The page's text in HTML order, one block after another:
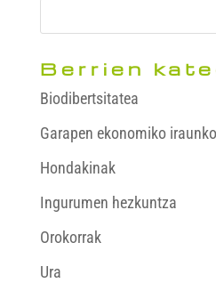
Berrien
Biodibertsitatea
Garapen ekonomiko
Hondakinak
Ingurumen hezkuntza
Orokorrak
Ura